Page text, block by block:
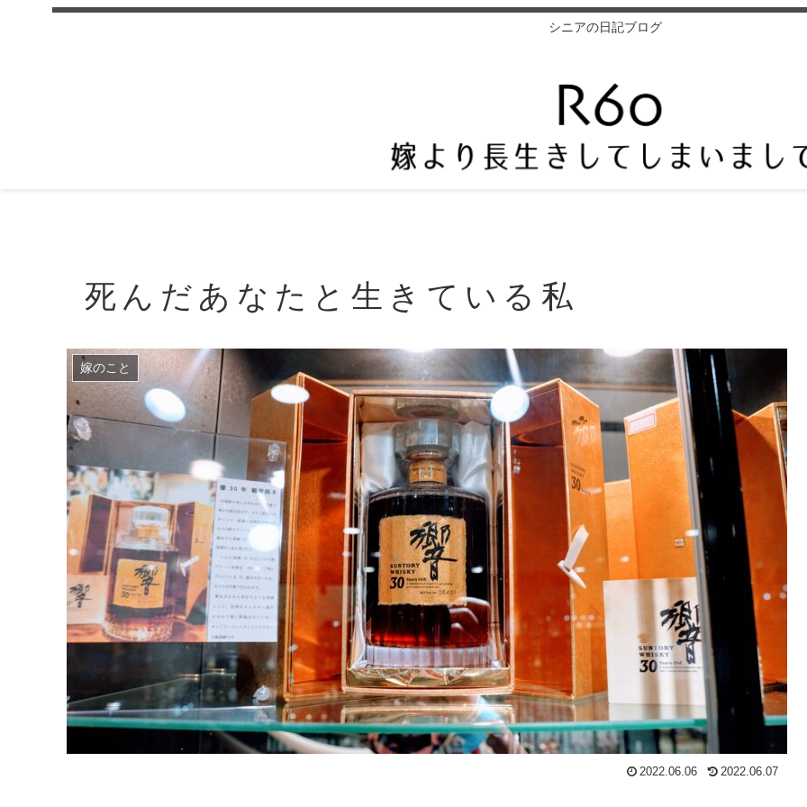
シニアの日記ブログ
死んだあなたと生きている私
嫁のこと
2022.06.06 2022.06.07